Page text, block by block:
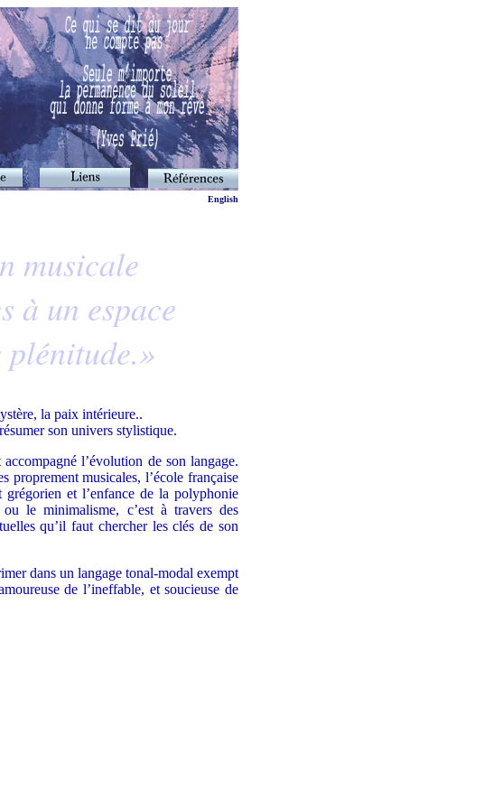
English
musicale
à un espace
la paix intérieure..
son univers stylistique.
l’évolution de son langage.
proprement musicales, l’école française
et l’enfance de la polyphonie
le minimalisme, c’est à travers des
qu’il faut chercher les clés de son
dans un langage tonal-modal exempt
de l’ineffable, et soucieuse de